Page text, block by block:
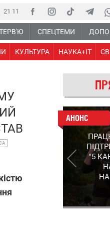
21 11
СПЕЦТЕМИ
КУЛЬТУРА НАУКА+IT
АНОНС
АНОНС
"5